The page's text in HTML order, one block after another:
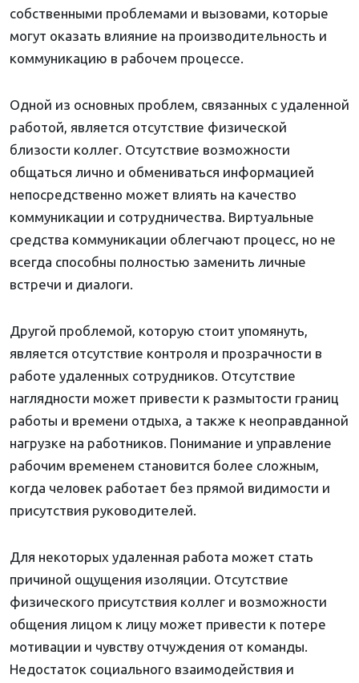
собственными проблемами и вызовами, которые
могут оказать влияние на производительность и
коммуникацию в рабочем процессе.
Одной из основных проблем, связанных с удаленной
работой, является отсутствие физической
близости коллег. Отсутствие возможности
общаться лично и обмениваться информацией
непосредственно может влиять на качество
коммуникации и сотрудничества. Виртуальные
средства коммуникации облегчают процесс, но не
всегда способны полностью заменить личные
встречи и диалоги.
Другой проблемой, которую стоит упомянуть,
является отсутствие контроля и прозрачности в
работе удаленных сотрудников. Отсутствие
наглядности может привести к размытости границ
работы и времени отдыха, а также к неоправданной
нагрузке на работников. Понимание и управление
рабочим временем становится более сложным,
когда человек работает без прямой видимости и
присутствия руководителей.
Для некоторых удаленная работа может стать
причиной ощущения изоляции. Отсутствие
физического присутствия коллег и возможности
общения лицом к лицу может привести к потере
мотивации и чувству отчуждения от команды.
Недостаток социального взаимодействия и